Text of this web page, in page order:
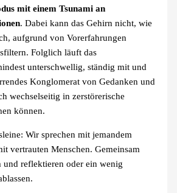
mit einem Tsunami an
. Dabei kann das Gehirn nicht, wie
aufgrund von Vorerfahrungen
Folglich läuft das
unterschwellig, ständig mit und
Konglomerat von Gedanken und
wechselseitig in zerstörerische
können.
Wir sprechen mit jemandem
vertrauten Menschen. Gemeinsam
und reflektieren oder ein wenig